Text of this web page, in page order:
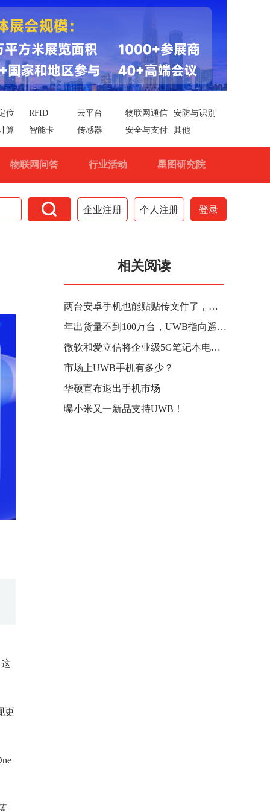
位 RFID 云平台 物联网通信
安防与识别
算
智能卡 传感器 安全与支付 其他
物联网问答 行业活动 星图研究院
 企业注册 个人注册 登录
更
相关阅读
两台安卓手机也能贴贴传文件了，代码显示谷歌将推出系统级 NFC 轻触分享功能
年出货量不到100万台，UWB指向遥控刚进入走量期
微软和爱立信将企业级5G笔记本电脑管理功能引入Windows 11系统
市场上UWB手机有多少？
华硕宣布退出手机市场
曝小米又一新品支持UWB！